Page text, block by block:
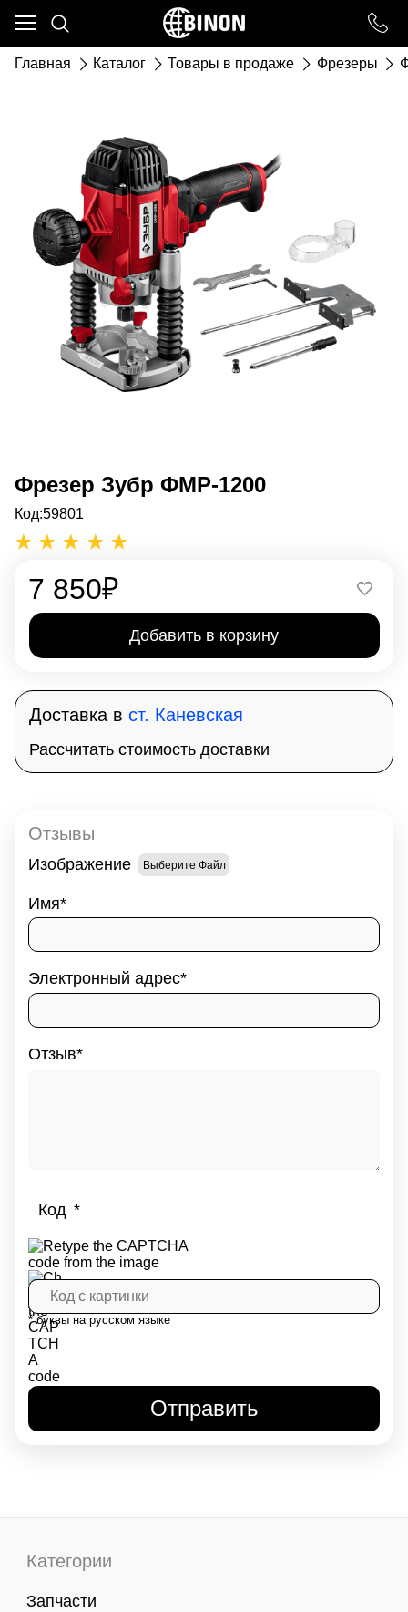
Главная Каталог Товары в продаже Фрезеры
Фрезер Зубр ФМР-1200
Код:59801
7 850₽
Добавить в корзину
Доставка в ст. Каневская
Рассчитать стоимость доставки
Отзывы
Изображение Выберите Файл
Имя
Электронный адрес
Отзыв
Код
* буквы на русском языке
Категории
Запчасти
Ваш город - ст. Каневская,
угадали?
ДА НЕТ